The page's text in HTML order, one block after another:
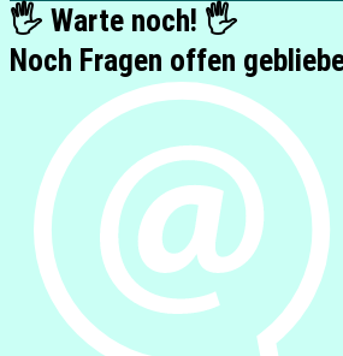
🖐️ Warte noch! 🖐️
Noch Fragen offen